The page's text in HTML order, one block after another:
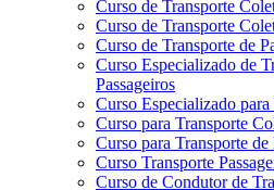
Curso de Transporte
Curso de Transporte
Curso de Transporte de
Curso Especializado de
Passageiros
Curso Especializado para
Curso para Transporte
Curso para Transporte de
Curso Transporte
Curso de Condutor de